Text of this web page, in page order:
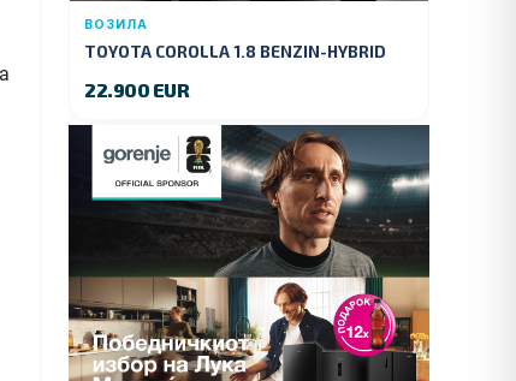
ВОЗИЛА
TOYOTA COROLLA 1.8 BENZIN-HYBRID
22.900 EUR